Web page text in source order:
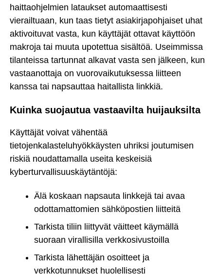
haittaohjelmien lataukset automaattisesti
vierailtuaan, kun taas tietyt asiakirjapohjaiset uhat
aktivoituvat vasta, kun käyttäjät ottavat käyttöön
makroja tai muuta upotettua sisältöä. Useimmissa
tilanteissa tartunnat alkavat vasta sen jälkeen, kun
vastaanottaja on vuorovaikutuksessa liitteen
kanssa tai napsauttaa haitallista linkkiä.
Kuinka suojautua vastaavilta huijauksilta
Käyttäjät voivat vähentää
tietojenkalasteluhyökkäysten uhriksi joutumisen
riskiä noudattamalla useita keskeisiä
kyberturvallisuuskäytäntöjä:
Älä koskaan napsauta linkkejä tai avaa
odottamattomien sähköpostien liitteitä
Tarkista tiliin liittyvät väitteet käymällä
suoraan virallisilla verkkosivustoilla
Tarkista lähettäjän osoitteet ja
verkkotunnukset huolellisesti